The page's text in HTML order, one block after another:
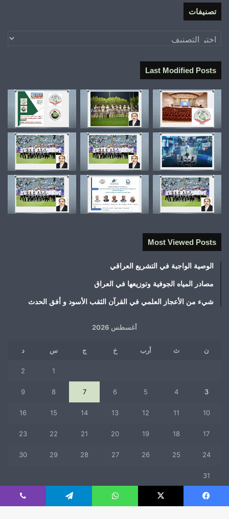
تصنيفات
تصنيفات
Last Modified Posts
Most Viewed Posts
الوصية الواجبة في التشريع العراقي
مصادر المياه الجوفية وتوزيعها في العراق
شيء من الأعجاز العلمي في القرآن الثقب الأسود و أفق الحدث
أغسطس 2026
ن ث أرب خ ج س د
1
2
3
4
5
6
7
8
9
10
11
12
13
14
15
16
17
18
19
20
21
22
23
24
25
26
27
28
29
30
31
« يوليو
فيسبوك ‫X واتساب تيلقرام ڤايبر